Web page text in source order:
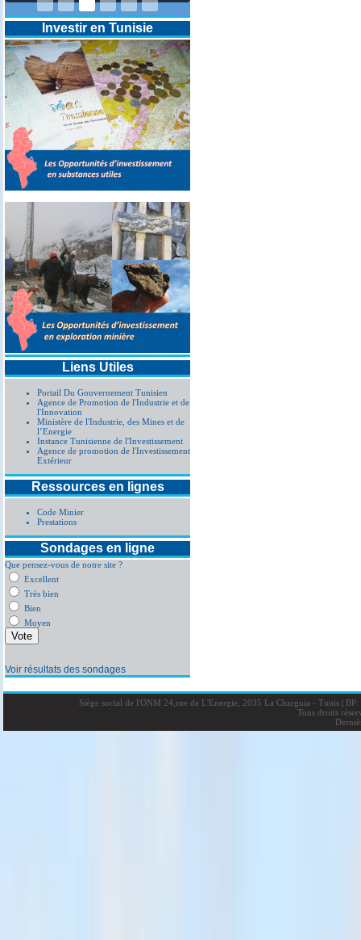
Investir en Tunisie
Liens Utiles
Portail Du Gouvernement Tunisien
Agence de Promotion de l'Industrie et de
l'Innovation
Ministère de l'Industrie, des Mines et de
l’Energie
Instance Tunisienne de l'Investissement
Agence de promotion de l'Investissement
Extérieur
Ressources en lignes
Code Minier
Prestations
Sondages en ligne
Que pensez-vous de notre site ?
Excellent
Très bien
Bien
Moyen
Voir résultats des sondages
Siège social de l'ONM 24,rue de L'Energie, 2035 La Charguia - Tunis |BP:
Tous droits